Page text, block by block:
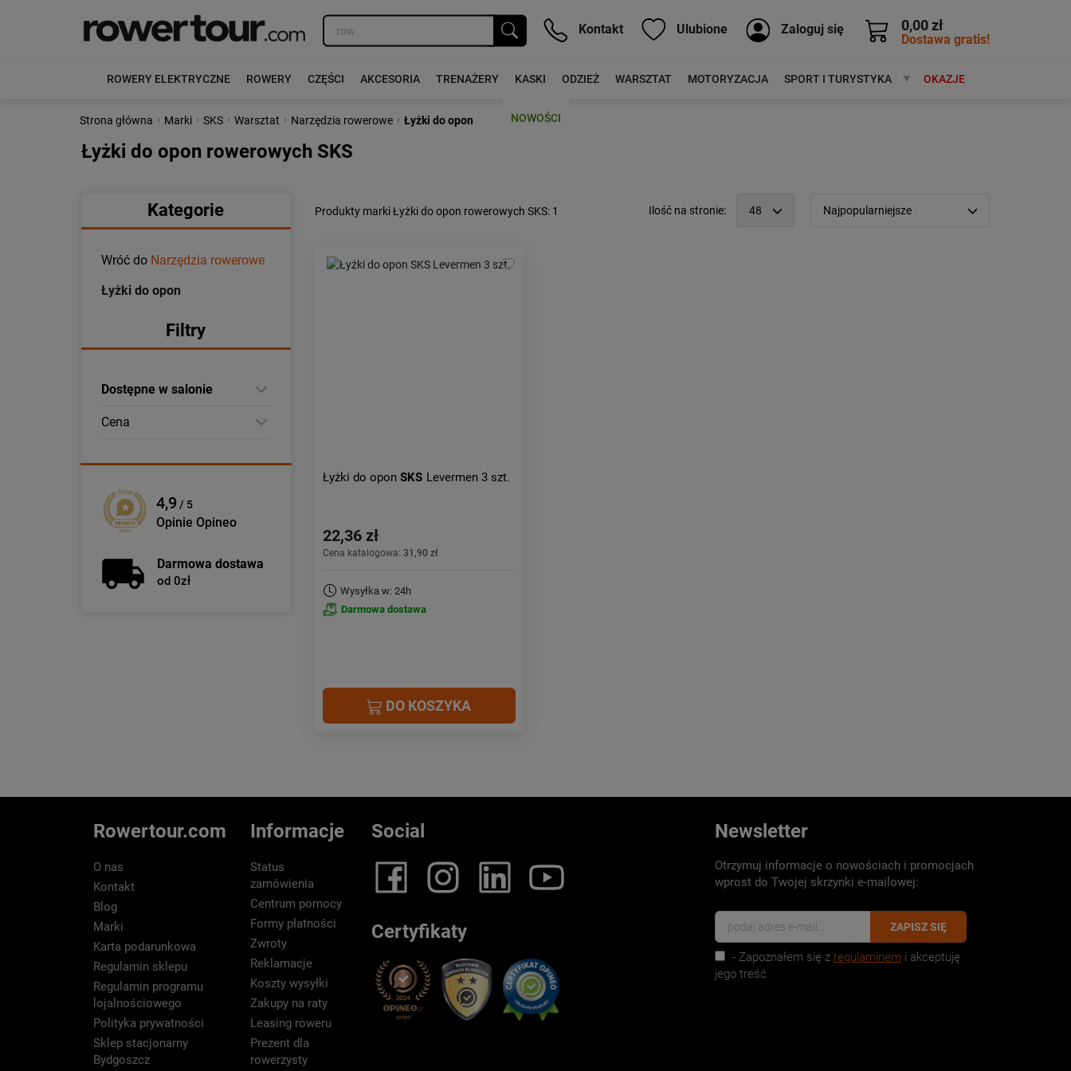
0,00 zł
Dostawa gratis!
Kontakt Ulubione Zaloguj się
ROWERY ELEKTRYCZNE ROWERY CZĘŚCI AKCESORIA TRENAŻERY KASKI ODZIEŻ WARSZTAT MOTORYZACJA SPORT I TURYSTYKA MARKIOKAZJE
NOWOŚCI
Strona główna › Marki › SKS › Warsztat › Narzędzia rowerowe › Łyżki do opon
Łyżki do opon rowerowych SKS
Ilość na stronie: 48 Najpopularniejsze
Kategorie
Wróć do Narzędzia rowerowe
Łyżki do opon
Filtry
Dostępne w salonie
Cena
4,9 / 5
Opinie Opineo
Darmowa dostawa
od 0zł
Produkty marki Łyżki do opon rowerowych SKS: 1
Łyżki do opon SKS Levermen 3 szt.
22,36 zł
Cena katalogowa: 31,90 zł
Wysyłka w: 24h
Darmowa dostawa
DO KOSZYKA
Rowertour.com
O nas
Kontakt
Blog
Marki
Karta podarunkowa
Regulamin sklepu
Regulamin programu
lojalnościowego
Polityka prywatności
Sklep stacjonarny
Bydgoszcz
Informacje
Status
zamówienia
Centrum pomocy
Formy płatności
Zwroty
Reklamacje
Koszty wysyłki
Zakupy na raty
Leasing roweru
Prezent dla
rowerzysty
Social
Certyfikaty
Newsletter
Otrzymuj informacje o nowościach i promocjach
wprost do Twojej skrzynki e-mailowej:
ZAPISZ SIĘ
- Zapoznałem się z regulaminem i akceptuję
jego treść